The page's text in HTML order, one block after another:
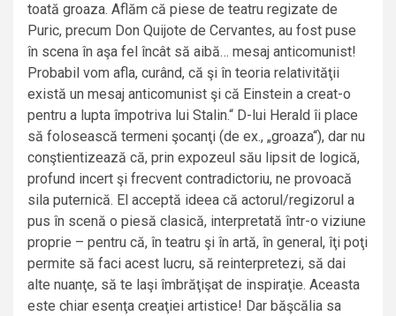
toată groaza. Aflăm că piese de teatru regizate de
Puric, precum Don Quijote de Cervantes, au fost puse
în scena în aşa fel încât să aibă… mesaj anticomunist!
Probabil vom afla, curând, că şi în teoria relativităţii
există un mesaj anticomunist şi că Einstein a creat-o
pentru a lupta împotriva lui Stalin.“ D-lui Herald îi place
să folosească termeni şocanţi (de ex., „groaza“), dar nu
conştientizează că, prin expozeul său lipsit de logică,
profund incert şi frecvent contradictoriu, ne provoacă
sila puternică. El acceptă ideea că actorul/regizorul a
pus în scenă o piesă clasică, interpretată într-o viziune
proprie – pentru că, în teatru şi în artă, în general, îţi poţi
permite să faci acest lucru, să reinterpretezi, să dai
alte nuanţe, să te laşi îmbrăţişat de inspiraţie. Aceasta
este chiar esenţa creaţiei artistice! Dar băşcălia sa